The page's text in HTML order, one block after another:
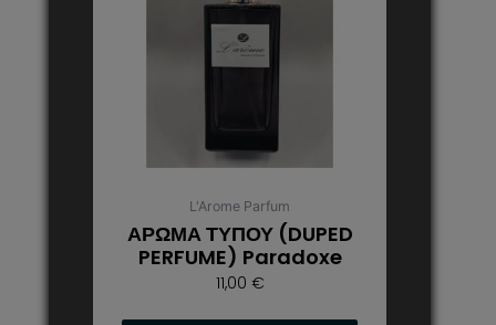
L'Arome Parfum
ΑΡΩΜΑ ΤΥΠΟΥ (DUPED
PERFUME) Paradoxe
11,00 €
παραλλαγές.
Οι
να
επιλεγούν
στη
σελίδα
του
προϊόντος